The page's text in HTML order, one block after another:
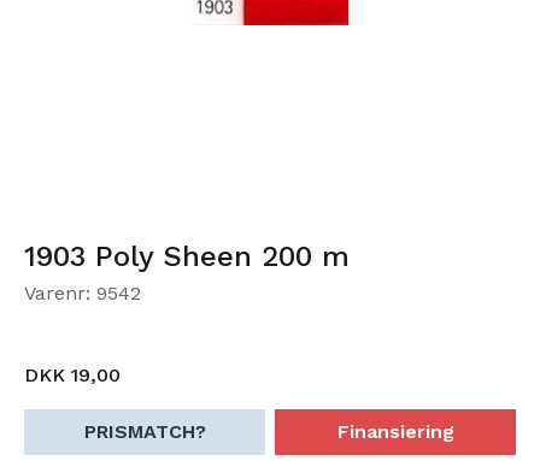
1903 Poly Sheen 200 m
Varenr: 9542
DKK 19,00
PRISMATCH? Finansiering